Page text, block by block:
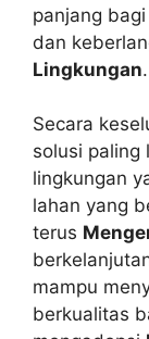
panjang
dan
Lingkungan.
Secara
solusi paling
lingkungan
lahan yang
terus
mampu
berkualitas